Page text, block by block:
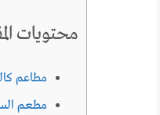
محتويات
مطاعم
مطعم